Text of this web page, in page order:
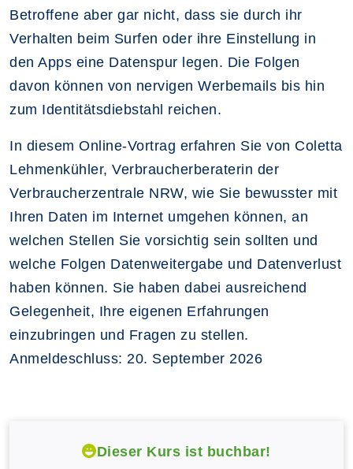
Betroffene aber gar nicht, dass sie durch ihr
Verhalten beim Surfen oder ihre Einstellung in
den Apps eine Datenspur legen. Die Folgen
davon können von nervigen Werbemails bis hin
zum Identitätsdiebstahl reichen.
In diesem Online-Vortrag erfahren Sie von Coletta
Lehmenkühler, Verbraucherberaterin der
Verbraucherzentrale NRW, wie Sie bewusster mit
Ihren Daten im Internet umgehen können, an
welchen Stellen Sie vorsichtig sein sollten und
welche Folgen Datenweitergabe und Datenverlust
haben können. Sie haben dabei ausreichend
Gelegenheit, Ihre eigenen Erfahrungen
einzubringen und Fragen zu stellen.
Anmeldeschluss: 20. September 2026
Dieser Kurs ist buchbar!